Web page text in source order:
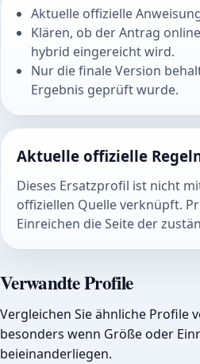
Aktuelle offizielle
Klären, ob der Antrag
hybrid eingereicht wird.
Nur die finale Version
Ergebnis geprüft wurde.
Aktuelle offizielle
Dieses Ersatzprofil ist nicht
offiziellen Quelle verknüpft.
Einreichen die Seite der
Verwandte Profile
Vergleichen Sie ähnliche Profile
besonders wenn Größe oder
beieinanderliegen.